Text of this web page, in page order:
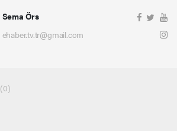
Sema Örs
ehaber.tv.tr@gmail.com
(0)